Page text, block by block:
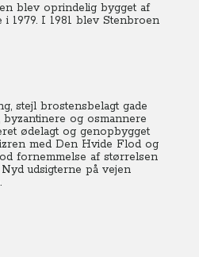
blev oprindelig bygget af
1979. I 1981 blev Stenbroen
stejl brostensbelagt gade
og osmannere
ødelagt og genopbygget
med Den Hvide Flod og
fornemmelse af størrelsen
udsigterne på vejen